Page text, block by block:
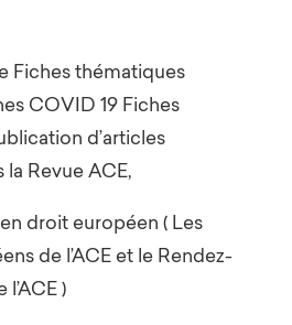
Fiches thématiques
COVID 19 Fiches
d’articles
Revue ACE,
droit européen ( Les
de l’ACE et le Rendez-
)